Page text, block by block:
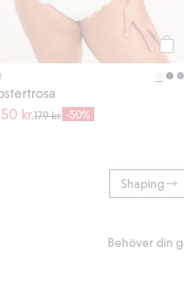
Köp
kr.179 kr. -50%
Shaping
Behöver din